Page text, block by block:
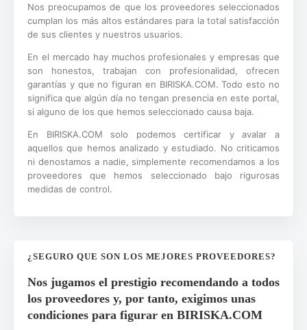
Nos preocupamos de que los proveedores seleccionados
cumplan los más altos estándares para la total satisfacción
de sus clientes y nuestros usuarios.
En el mercado hay muchos profesionales y empresas que
son honestos, trabajan con profesionalidad, ofrecen
garantías y que no figuran en BIRISKA.COM. Todo esto no
significa que algún día no tengan presencia en este portal,
si alguno de los que hemos seleccionado causa baja.
En BIRISKA.COM solo podemos certificar y avalar a
aquellos que hemos analizado y estudiado. No criticamos
ni denostamos a nadie, simplemente recomendamos a los
proveedores que hemos seleccionado bajo rigurosas
medidas de control.
¿SEGURO QUE SON LOS MEJORES PROVEEDORES?
Nos jugamos el prestigio recomendando a todos
los proveedores y, por tanto, exigimos unas
condiciones para figurar en BIRISKA.COM